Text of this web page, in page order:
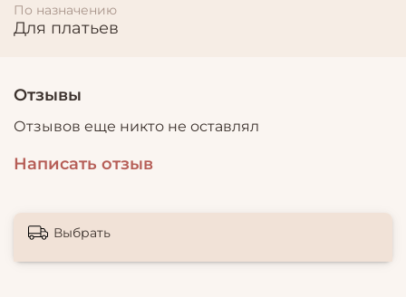
По назначению
Для платьев
Отзывы
Отзывов еще никто не оставлял
Написать отзыв
Выбрать